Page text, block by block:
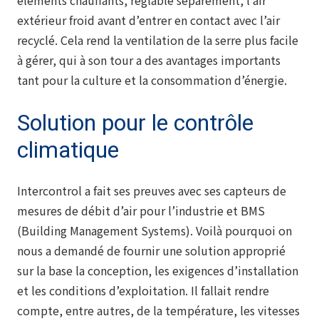
extérieur froid avant d’entrer en contact avec l’air
recyclé. Cela rend la ventilation de la serre plus facile
à gérer, qui à son tour a des avantages importants
tant pour la culture et la consommation d’énergie.
Solution pour le contrôle
climatique
Intercontrol a fait ses preuves avec ses capteurs de
mesures de débit d’air pour l’industrie et BMS
(Building Management Systems). Voilà pourquoi on
nous a demandé de fournir une solution approprié
sur la base la conception, les exigences d’installation
et les conditions d’exploitation. Il fallait rendre
compte, entre autres, de la température, les vitesses